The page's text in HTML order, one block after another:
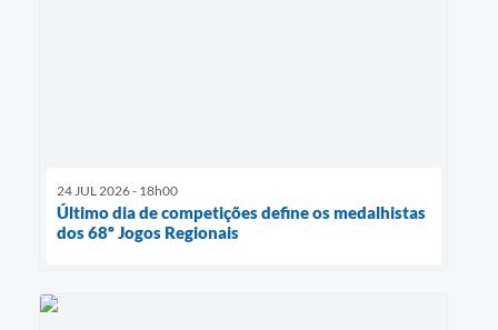
24 JUL 2026 - 18h00
Último dia de competições define os medalhistas
dos 68º Jogos Regionais